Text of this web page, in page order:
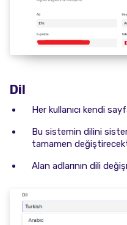
Dil
Her kullanıcı kendi
Bu sistemin dilini
tamamen
Alan adlarının dili